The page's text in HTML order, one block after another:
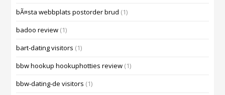
bÃ¤sta webbplats postorder brud (1)
badoo review (1)
bart-dating visitors (1)
bbw hookup hookuphotties review (1)
bbw-dating-de visitors (1)